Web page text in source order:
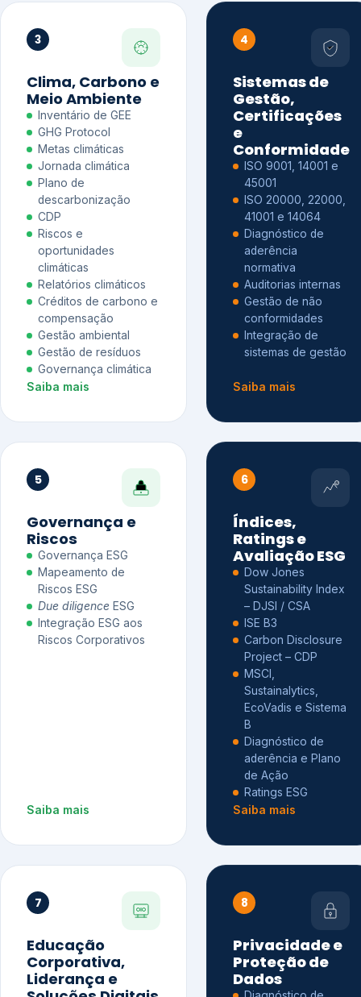
3
Clima, Carbono e
Meio Ambiente
Inventário de GEE
GHG Protocol
Metas climáticas
Jornada climática
Plano de
descarbonização
CDP
Riscos e
oportunidades
climáticas
Relatórios climáticos
Créditos de carbono e
compensação
Gestão ambiental
Gestão de resíduos
Governança climática
Saiba mais
4
Sistemas de
Gestão,
Certificações
e
Conformidade
ISO 9001, 14001 e
45001
ISO 20000, 22000,
41001 e 14064
Diagnóstico de
aderência
normativa
Auditorias internas
Gestão de não
conformidades
Integração de
sistemas de gestão
Saiba mais
5
Governança e
Riscos
Governança ESG
Mapeamento de
Riscos ESG
Due diligence ESG
Integração ESG aos
Riscos Corporativos
Saiba mais
6
Índices,
Ratings e
Avaliação ESG
Dow Jones
Sustainability Index
– DJSI / CSA
ISE B3
Carbon Disclosure
Project – CDP
MSCI,
Sustainalytics,
EcoVadis e Sistema
B
Diagnóstico de
aderência e Plano
de Ação
Ratings ESG
Saiba mais
7
Educação
Corporativa,
Liderança e
8
Privacidade e
Proteção de
Dados